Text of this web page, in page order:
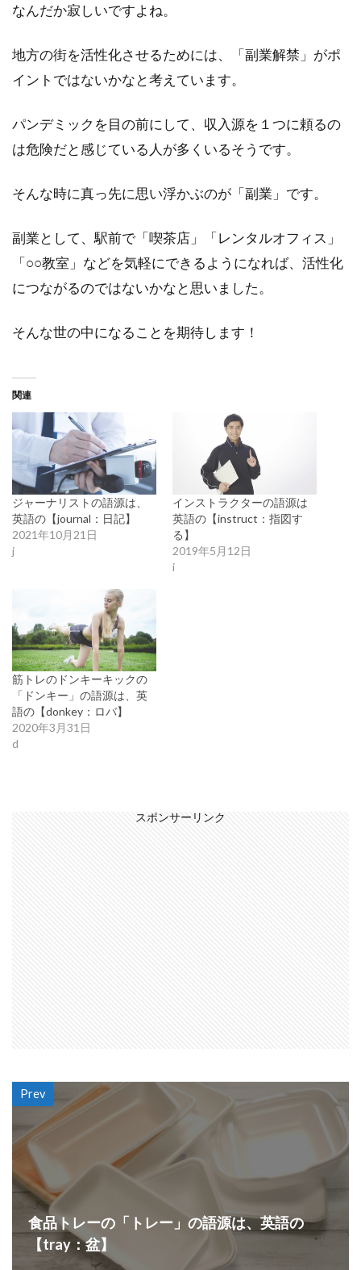
なんだか寂しいですよね。
地方の街を活性化させるためには、「副業解禁」がポ
イントではないかなと考えています。
パンデミックを目の前にして、収入源を１つに頼るの
は危険だと感じている人が多くいるそうです。
そんな時に真っ先に思い浮かぶのが「副業」です。
副業として、駅前で「喫茶店」「レンタルオフィス」
「○○教室」などを気軽にできるようになれば、活性化
につながるのではないかなと思いました。
そんな世の中になることを期待します！
関連
ジャーナリストの語源は、
英語の【journal：日記】
2021年10月21日
j
インストラクターの語源は
英語の【instruct：指図す
る】
2019年5月12日
i
筋トレのドンキーキックの
「ドンキー」の語源は、英
語の【donkey：ロバ】
2020年3月31日
d
スポンサーリンク
Prev
食品トレーの「トレー」の語源は、英語の
【tray：盆】